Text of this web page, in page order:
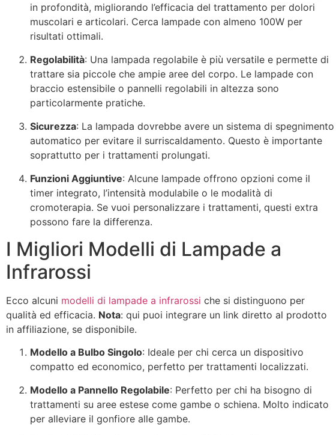
in profondità, migliorando l’efficacia del trattamento per dolori
muscolari e articolari. Cerca lampade con almeno 100W per
risultati ottimali.
Regolabilità: Una lampada regolabile è più versatile e permette di
trattare sia piccole che ampie aree del corpo. Le lampade con
braccio estensibile o pannelli regolabili in altezza sono
particolarmente pratiche.
Sicurezza: La lampada dovrebbe avere un sistema di spegnimento
automatico per evitare il surriscaldamento. Questo è importante
soprattutto per i trattamenti prolungati.
Funzioni Aggiuntive: Alcune lampade offrono opzioni come il
timer integrato, l’intensità modulabile o le modalità di
cromoterapia. Se vuoi personalizzare i trattamenti, questi extra
possono fare la differenza.
I Migliori Modelli di Lampade a
Infrarossi
Ecco alcuni modelli di lampade a infrarossi che si distinguono per
qualità ed efficacia. Nota: qui puoi integrare un link diretto al prodotto
in affiliazione, se disponibile.
Modello a Bulbo Singolo: Ideale per chi cerca un dispositivo
compatto ed economico, perfetto per trattamenti localizzati.
Modello a Pannello Regolabile: Perfetto per chi ha bisogno di
trattamenti su aree estese come gambe o schiena. Molto indicato
per alleviare il gonfiore alle gambe.